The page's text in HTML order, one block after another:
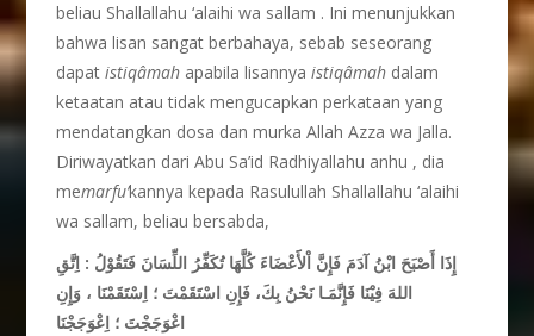
beliau Shallallahu ‘alaihi wa sallam . Ini menunjukkan
bahwa lisan sangat berbahaya, sebab seseorang
dapatistiqâmah apabila lisannyaistiqâmah dalam
ketaatan atau tidak mengucapkan perkataan yang
mendatangkan dosa dan murka Allah Azza wa Jalla.
Diriwayatkan dari Abu Sa’id Radhiyallahu anhu , dia
memarfu’kannya kepada Rasulullah Shallallahu ‘alaihi
wa sallam, beliau bersabda,
إِذَا أَصْبَحَ ابْنُ آدَمَ فَإِنَّ اْلأََعْضَاءَ كُلَّهَا تُكَفِّرُ اللِّسَانَ فَتَقُوْلُ : اِتَّقِ
اللهَ فِيْنَا فَإِنَّمَـا نَحْنُ بِكَ، فَإِنِ اسْتَقَمْتَ ؛ اِسْتَقَمْنَا ، وَإِنِ
اعْوَجَجْتَ ؛ اِعْوَجَجْنَا